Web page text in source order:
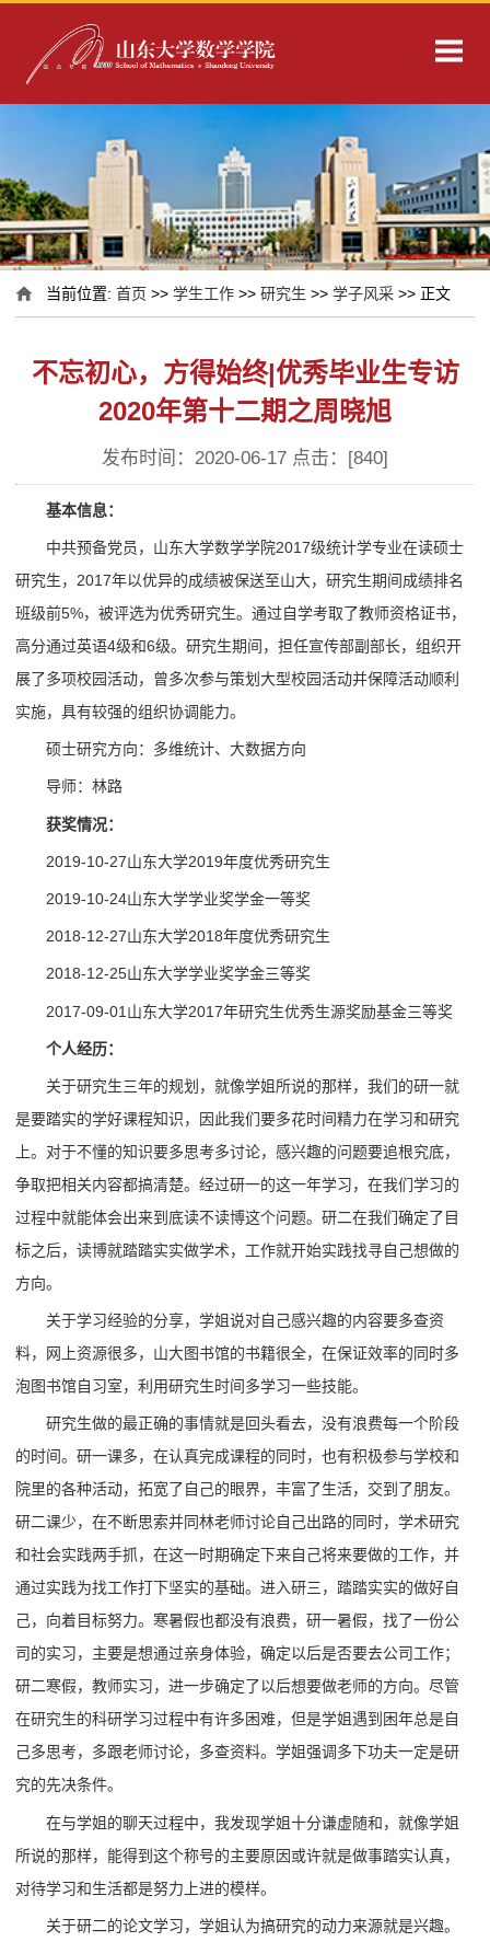
当前位置:首页 >>学生工作 >>研究生 >>学子风采 >> 正文
不忘初心，方得始终|优秀毕业生专访
2020年第十二期之周晓旭
发布时间：2020-06-17 点击：[840]
基本信息：
中共预备党员，山东大学数学学院2017级统计学专业在读硕士
研究生，2017年以优异的成绩被保送至山大，研究生期间成绩排名
班级前5%，被评选为优秀研究生。通过自学考取了教师资格证书，
高分通过英语4级和6级。研究生期间，担任宣传部副部长，组织开
展了多项校园活动，曾多次参与策划大型校园活动并保障活动顺利
实施，具有较强的组织协调能力。
硕士研究方向：多维统计、大数据方向
导师：林路
获奖情况：
2019-10-27山东大学2019年度优秀研究生
2019-10-24山东大学学业奖学金一等奖
2018-12-27山东大学2018年度优秀研究生
2018-12-25山东大学学业奖学金三等奖
2017-09-01山东大学2017年研究生优秀生源奖励基金三等奖
个人经历：
关于研究生三年的规划，就像学姐所说的那样，我们的研一就
是要踏实的学好课程知识，因此我们要多花时间精力在学习和研究
上。对于不懂的知识要多思考多讨论，感兴趣的问题要追根究底，
争取把相关内容都搞清楚。经过研一的这一年学习，在我们学习的
过程中就能体会出来到底读不读博这个问题。研二在我们确定了目
标之后，读博就踏踏实实做学术，工作就开始实践找寻自己想做的
方向。
关于学习经验的分享，学姐说对自己感兴趣的内容要多查资
料，网上资源很多，山大图书馆的书籍很全，在保证效率的同时多
泡图书馆自习室，利用研究生时间多学习一些技能。
研究生做的最正确的事情就是回头看去，没有浪费每一个阶段
的时间。研一课多，在认真完成课程的同时，也有积极参与学校和
院里的各种活动，拓宽了自己的眼界，丰富了生活，交到了朋友。
研二课少，在不断思索并同林老师讨论自己出路的同时，学术研究
和社会实践两手抓，在这一时期确定下来自己将来要做的工作，并
通过实践为找工作打下坚实的基础。进入研三，踏踏实实的做好自
己，向着目标努力。寒暑假也都没有浪费，研一暑假，找了一份公
司的实习，主要是想通过亲身体验，确定以后是否要去公司工作；
研二寒假，教师实习，进一步确定了以后想要做老师的方向。尽管
在研究生的科研学习过程中有许多困难，但是学姐遇到困年总是自
己多思考，多跟老师讨论，多查资料。学姐强调多下功夫一定是研
究的先决条件。
在与学姐的聊天过程中，我发现学姐十分谦虚随和，就像学姐
所说的那样，能得到这个称号的主要原因或许就是做事踏实认真，
对待学习和生活都是努力上进的模样。
关于研二的论文学习，学姐认为搞研究的动力来源就是兴趣。